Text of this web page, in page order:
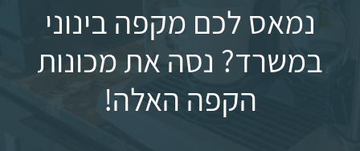
נמאס לכם מקפה בינוני
במשרד? נסה את מכונות
הקפה האלה!